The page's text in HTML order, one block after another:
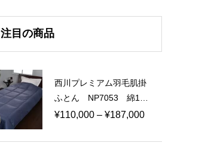
注目の商品
西川プレミアム羽毛肌掛
ふとん NP7053 綿10
0％ 100ラムコサテン
¥110,000 – ¥187,000価
帯: